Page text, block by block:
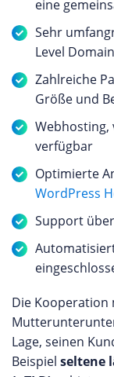
eine
Sehr
Level
Zahlreiche
Größe und
Webhosting,
verfügbar
Optimierte
WordPress
Support
Die Kooperation
Lage, seinen
Beispiel seltene